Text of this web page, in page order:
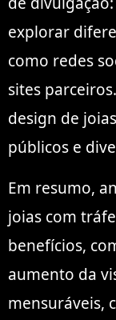
explorar
como redes
sites
design de
públicos e
Em resumo,
joias com
benefícios,
aumento da
mensuráveis,